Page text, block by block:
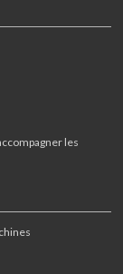
les